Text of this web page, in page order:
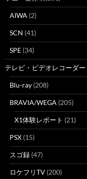
AIWA (2)
SCN (41)
SPE (34)
テレビ・ビデオレコーダー
Blu-ray (208)
BRAVIA/WEGA (205)
X1体験レポート (21)
PSX (15)
スゴ録 (47)
ロケフリTV (200)